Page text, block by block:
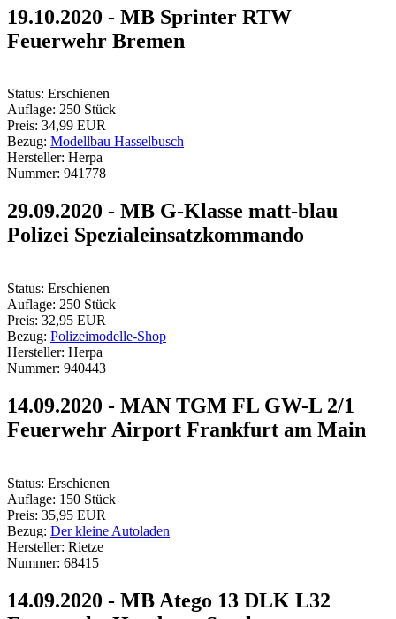
19.10.2020 - MB Sprinter RTW
Feuerwehr Bremen
Status: Erschienen
Auflage: 250 Stück
Preis: 34,99 EUR
Bezug: Modellbau Hasselbusch
Hersteller: Herpa
Nummer: 941778
29.09.2020 - MB G-Klasse matt-blau
Polizei Spezialeinsatzkommando
Status: Erschienen
Auflage: 250 Stück
Preis: 32,95 EUR
Bezug: Polizeimodelle-Shop
Hersteller: Herpa
Nummer: 940443
14.09.2020 - MAN TGM FL GW-L 2/1
Feuerwehr Airport Frankfurt am Main
Status: Erschienen
Auflage: 150 Stück
Preis: 35,95 EUR
Bezug: Der kleine Autoladen
Hersteller: Rietze
Nummer: 68415
14.09.2020 - MB Atego 13 DLK L32